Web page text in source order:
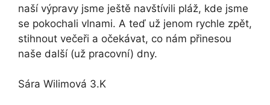
naší výpravy jsme ještě navštívili pláž, kde jsme
se pokochali vlnami. A teď už jenom rychle zpět,
stihnout večeři a očekávat, co nám přinesou
naše další (už pracovní) dny.
Sára Wilimová 3.K